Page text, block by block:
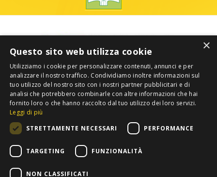
×
Questo sito web utilizza cookie
Utilizziamo i cookie per personalizzare contenuti, annunci e per
analizzare il nostro traffico. Condividiamo inoltre informazioni sul
tuo utilizzo del nostro sito con i nostri partner pubblicitari e di
analisi che potrebbero combinarle con altre informazioni che hai
fornito loro o che hanno raccolto dal tuo utilizzo dei loro servizi.
Leggi di più
STRETTAMENTE NECESSARI
PERFORMANCE
TARGETING FUNZIONALITÀ
NON CLASSIFICATI